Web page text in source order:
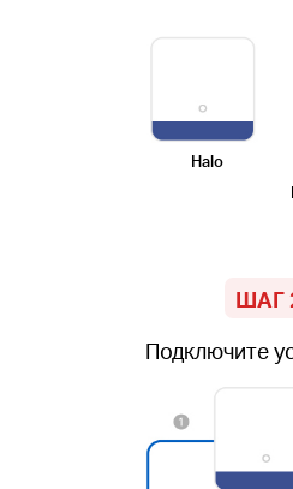
Halo
ШАГ
Подключите